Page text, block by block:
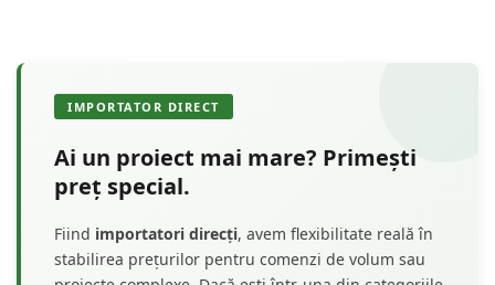
IMPORTATOR DIRECT
Ai un proiect mai mare? Primești
preț special.
Fiind importatori direcți, avem flexibilitate reală în
stabilirea prețurilor pentru comenzi de volum sau